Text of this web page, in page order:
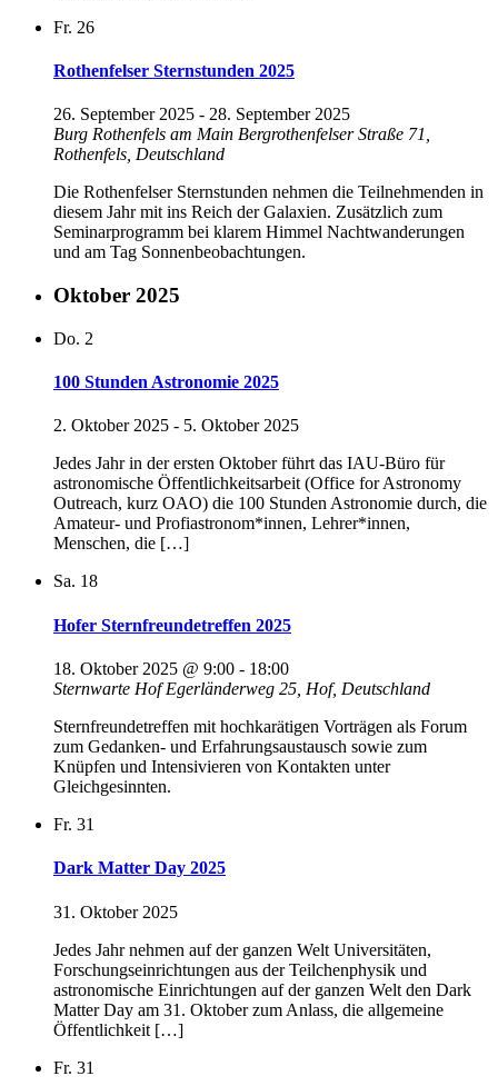
Fr. 26
Rothenfelser Sternstunden 2025
26. September 2025 - 28. September 2025
Burg Rothenfels am Main Bergrothenfelser Straße 71,
Rothenfels, Deutschland
Die Rothenfelser Sternstunden nehmen die Teilnehmenden in
diesem Jahr mit ins Reich der Galaxien. Zusätzlich zum
Seminarprogramm bei klarem Himmel Nachtwanderungen
und am Tag Sonnenbeobachtungen.
Oktober 2025
Do. 2
100 Stunden Astronomie 2025
2. Oktober 2025 - 5. Oktober 2025
Jedes Jahr in der ersten Oktober führt das IAU-Büro für
astronomische Öffentlichkeitsarbeit (Office for Astronomy
Outreach, kurz OAO) die 100 Stunden Astronomie durch, die
Amateur- und Profiastronom*innen, Lehrer*innen,
Menschen, die […]
Sa. 18
Hofer Sternfreundetreffen 2025
18. Oktober 2025 @ 9:00 - 18:00
Sternwarte HofEgerländerweg 25, Hof, Deutschland
Sternfreundetreffen mit hochkarätigen Vorträgen als Forum
zum Gedanken- und Erfahrungsaustausch sowie zum
Knüpfen und Intensivieren von Kontakten unter
Gleichgesinnten.
Fr. 31
Dark Matter Day 2025
31. Oktober 2025
Jedes Jahr nehmen auf der ganzen Welt Universitäten,
Forschungseinrichtungen aus der Teilchenphysik und
astronomische Einrichtungen auf der ganzen Welt den Dark
Matter Day am 31. Oktober zum Anlass, die allgemeine
Öffentlichkeit […]
Fr. 31